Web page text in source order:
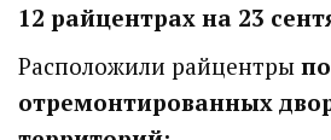
12 райцентрах на 23
Расположили райцентры
отремонтированных